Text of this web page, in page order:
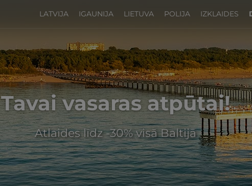
LATVIJA IGAUNIJA LIETUVA POLIJA IZKLAIDES
Tavai vasaras atpūtai!
Atlaides līdz -30% visā Baltijā